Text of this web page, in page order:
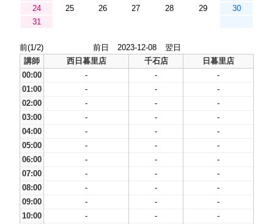
24
25 26 27 28 29
30
31
前(1/2) 前日 2023-12-08
翌日
講師
西日暮里店 千石店
日暮里店
00:00
- -
-
01:00
- -
-
02:00
- -
-
03:00
- -
-
04:00
- -
-
05:00
- -
-
06:00
- -
-
07:00
- -
-
08:00
- -
-
09:00
- -
-
10:00
- -
-